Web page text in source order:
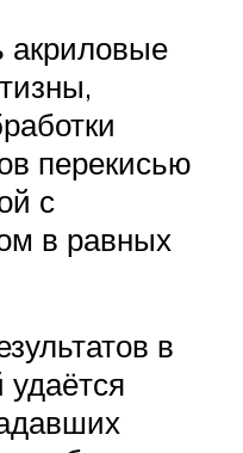
акриловые
перекисью
с
в равных
в